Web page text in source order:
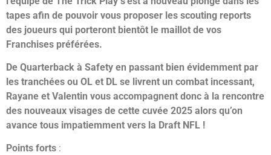
tapes afin de pouvoir vous proposer les scouting reports
des joueurs qui porteront bientôt le maillot de vos
Franchises préférées.
De Quarterback à Safety en passant bien évidemment par
les tranchées ou OL et DL se livrent un combat incessant,
Rayane et Valentin vous accompagnent donc à la rencontre
des nouveaux visages de cette cuvée 2025 alors qu’on
avance tous impatiemment vers la Draft NFL !
Points forts :